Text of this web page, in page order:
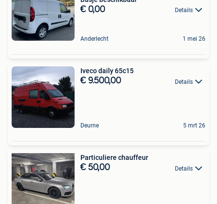
€ 0,00 Details
Anderlecht 1 mei 26
Iveco daily 65c15
€ 9.500,00 Details
Deurne 5 mrt 26
Particuliere chauffeur
€ 50,00 Details